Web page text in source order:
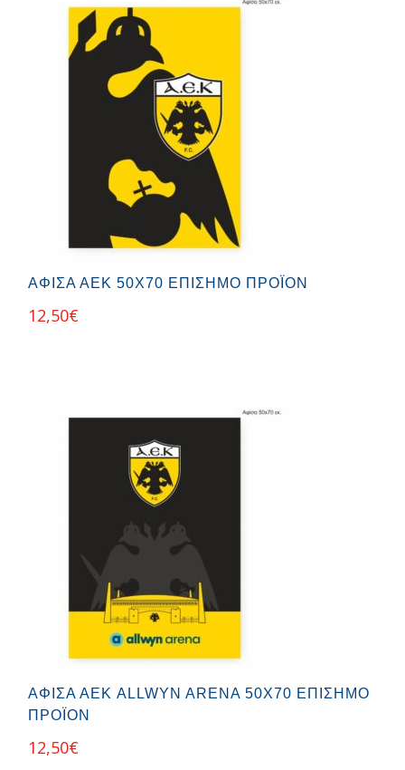
ΑΦΊΣΑ ΑΕΚ 50Χ70 ΕΠΊΣΗΜΟ ΠΡΟΪΌΝ
12,50€
ΑΦΊΣΑ ΑΕΚ ALLWYN ARENA 50Χ70 ΕΠΊΣΗΜΟ
ΠΡΟΪΌΝ
12,50€